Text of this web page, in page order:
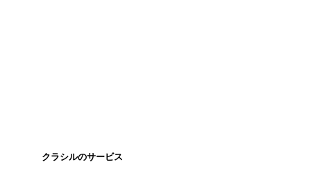
クラシルのサービス